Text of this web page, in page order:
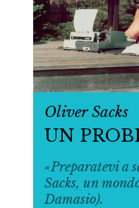
Oliver Sacks
UN
«Preparatevi a
Sacks, un
Damasio).